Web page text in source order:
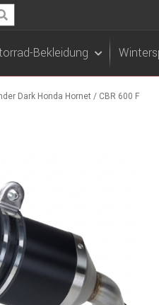
Bekleidung
Dark Honda Hornet / CBR 600 F